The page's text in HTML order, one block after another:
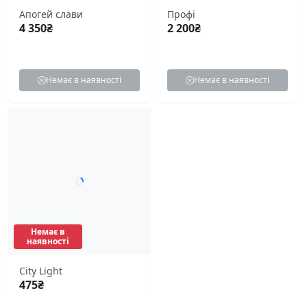
Апогей слави
4 350₴
Немає в наявності
Профі
2 200₴
Немає в наявності
Немає в
наявності
City Light
475₴